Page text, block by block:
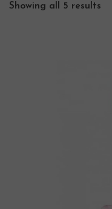
Showing all 5 results